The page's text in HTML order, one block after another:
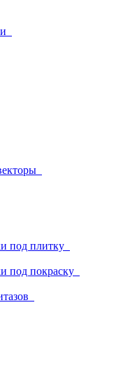
под плитку
под покраску